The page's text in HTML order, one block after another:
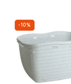
-10%